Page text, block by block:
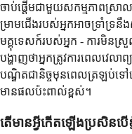
ចាប់ផ្ដើមជាមួយសកម្មភាពស្រា
ម្រាមជើងរបស់អ្នកអាចទ្រាំទ្រនឹ
មគ្គុទេសក៍របស់អ្នក - ការមិនស្
បង្ហាញថាអ្នកត្រូវការពេលវេលា
បណ្ឌិតជានិច្ចមុនពេលត្រឡប់ទ
មានផលប៉ះពាល់ខ្ពស់។
តើមានអ្វីកើតឡើងប្រសិនប